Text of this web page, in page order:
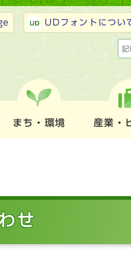
UDフォントについ
まち・環境 産業・
せ